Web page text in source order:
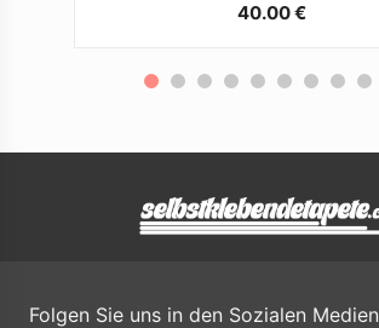
40.00 €
Folgen Sie uns in den Sozialen Medien